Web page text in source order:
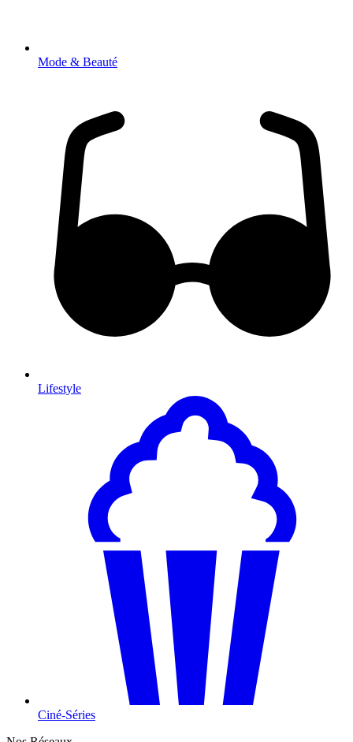
Mode & Beauté
Lifestyle
Ciné-Séries